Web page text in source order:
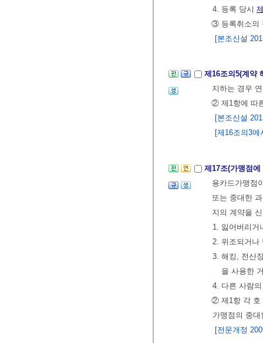
4. 등록 당시
③ 등록취소의
[본조신설
제16조의5(계약
지하는 경우
② 제1항에 따
[본조신설
[제16조의3
제17조(가맹점
용카드가맹점
또는 중대한
지의 계약을
1. 잃어버리거
2. 위조되거나
3. 해킹, 전산
을 사용한
4. 다른 사람
② 제1항 각 호
가맹점의 중
[전문개정